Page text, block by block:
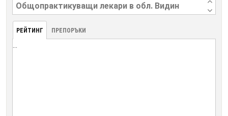
РЕЙТИНГ ПРЕПОРЪКИ
...